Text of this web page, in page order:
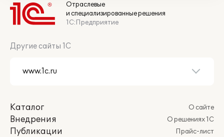
Отраслевые
и специализированные решения
1С:Предприятие
Другие сайты 1С
Каталог
Внедрения
Публикации
О сайте
О решениях 1С
Прайс-лист